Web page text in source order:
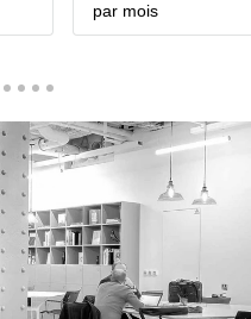
par mois